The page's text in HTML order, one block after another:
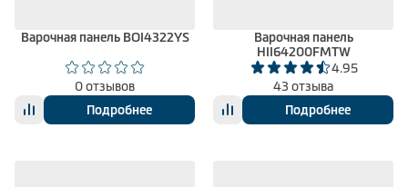
Варочная панель BOI4322YS
0 отзывов
Подробнее
Варочная панель
HII64200FMTW
4.95
43 отзыва
Подробнее